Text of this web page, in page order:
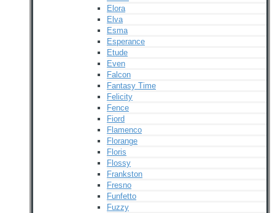
Elora
Elva
Esma
Esperance
Etude
Even
Falcon
Fantasy Time
Felicity
Fence
Fiord
Flamenco
Florange
Floris
Flossy
Frankston
Fresno
Funfetto
Fuzzy